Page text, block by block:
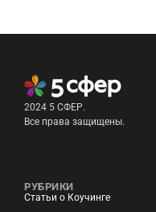
2024 5 СФЕР.
Все права защищены.
РУБРИКИ
Статьи о Коучинге